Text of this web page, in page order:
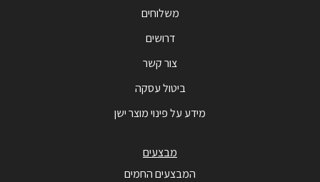
משלוחים
דרושים
צור קשר
ביטול עסקה
מידע על פינוי מוצר ישן
מבצעים
המבצעים החמים